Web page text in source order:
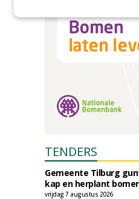
TENDERS
Gemeente Tilburg
kap en herplant
vrijdag 7 augustus 2026